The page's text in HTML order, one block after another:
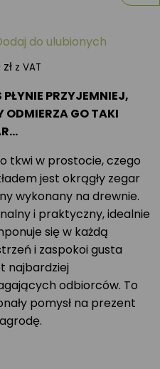
zł z VAT
PŁYNIE PRZYJEMNIEJ,
ODMIERZA GO TAKI
tkwi w prostocie, czego
jest okrągły zegar
wykonany na drewnie.
i praktyczny, idealnie
się w każdą
i zaspokoi gusta
najbardziej
odbiorców. To
pomysł na prezent
do ulubionych